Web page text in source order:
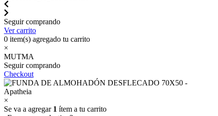
Seguir comprando
Ver carrito
0 item(s) agregado tu carrito
×
MUTMA
Seguir comprando
Checkout
×
Se va a agregar 1 ítem a tu carrito